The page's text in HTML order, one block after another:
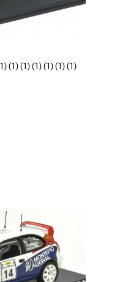
(1) (1) (1) (1) (1) (1)